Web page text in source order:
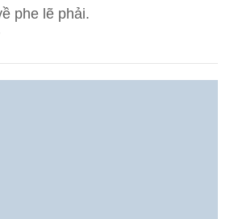
phe lẽ phải.